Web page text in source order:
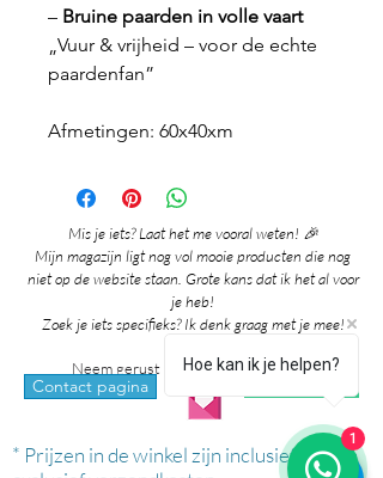
– Bruine paarden in volle vaart
„Vuur & vrijheid – voor de echte
paardenfan”
Afmetingen: 60x40xm
Mis je iets? Laat het me vooral weten! 🎉
Mijn magazijn ligt nog vol mooie producten die nog
niet op de website staan. Grote kans dat ik het al voor
je heb!
Zoek je iets specifieks? Ik denk graag met je mee!
Neem gerust contact met me op via:
Contact pagina
* Prijzen in de winkel zijn inclusief btw en
Hoe kan ik je helpen?
1